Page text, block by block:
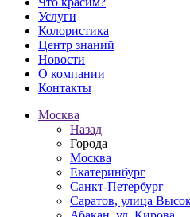
Услуги
Колористика
Центр знаний
Новости
О компании
Контакты
Москва
Назад
Города
Москва
Екатеринбург
Санкт-Петербург
Саратов, улица